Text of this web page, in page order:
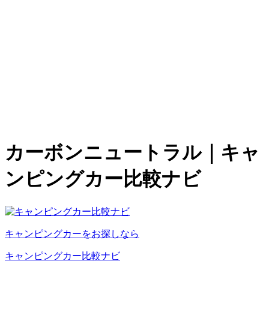
カーボンニュートラル｜キャ
ンピングカー比較ナビ
キャンピングカーをお探しなら
キャンピングカー比較ナビ